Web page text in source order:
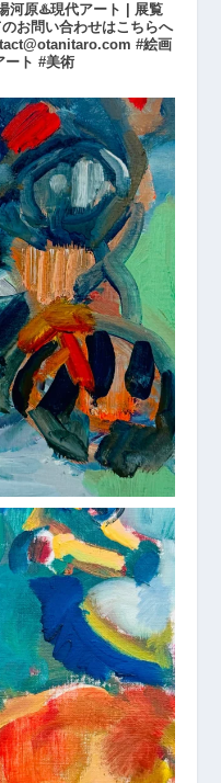
河原♨️現代アート | 展覧
お問い合わせはこちらへ
#絵画
ト #美術